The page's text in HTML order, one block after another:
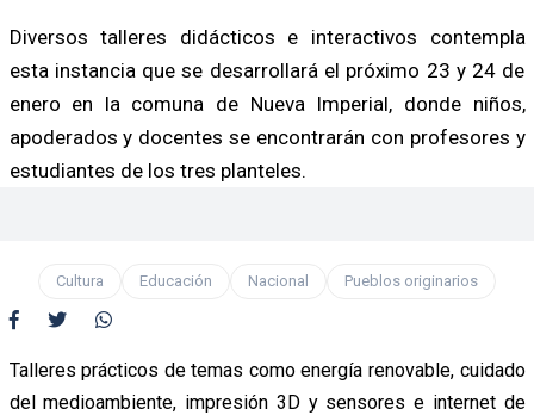
Diversos talleres didácticos e interactivos contempla
esta instancia que se desarrollará el próximo 23 y 24 de
enero en la comuna de Nueva Imperial, donde niños,
apoderados y docentes se encontrarán con profesores y
estudiantes de los tres planteles.
Cultura Educación Nacional Pueblos originarios
Talleres prácticos de temas como energía renovable, cuidado
del medioambiente, impresión 3D y sensores e internet de